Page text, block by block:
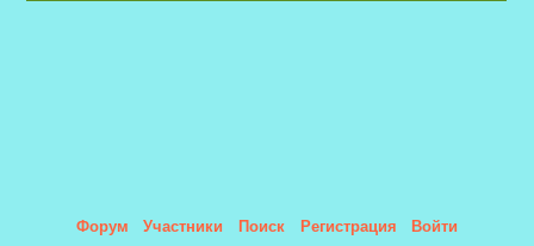
Форум Участники Поиск Регистрация Войти